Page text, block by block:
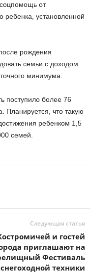
от
ребенка, установленной
рождения
семьи с доходом
минимума.
поступило более 76
Планируется, что такую
ребенком 1,5
семей.
Следующая статья
и гостей
приглашают на
Фестиваль
снегоходной техники